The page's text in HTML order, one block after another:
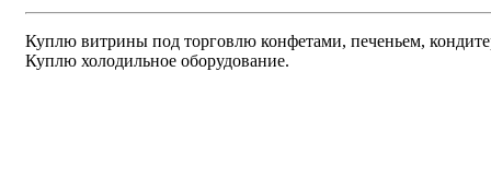
Куплю витрины под торговлю конфетами, печеньем,
Куплю холодильное оборудование.